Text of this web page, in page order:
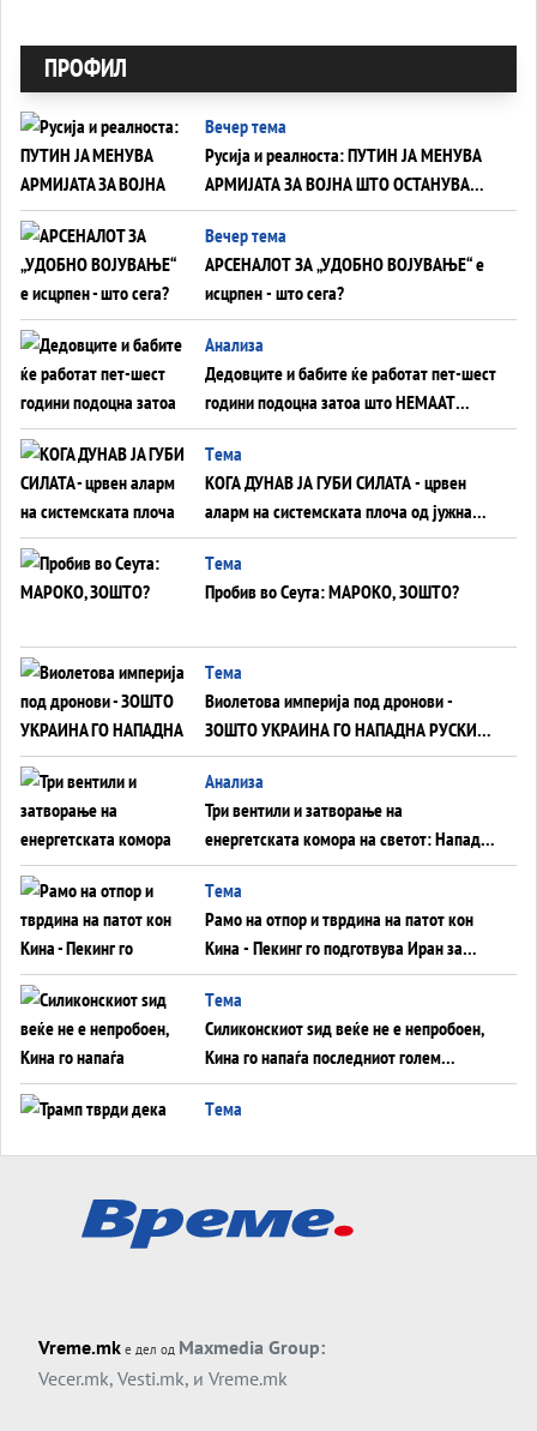
ПРОФИЛ
Вечер тема
Русија и реалноста: ПУТИН ЈА МЕНУВА
АРМИЈАТА ЗА ВОЈНА ШТО ОСТАНУВА
БЕЗ ФРОНТ
Вечер тема
АРСЕНАЛОТ ЗА „УДОБНО ВОЈУВАЊЕ“ е
исцрпен - што сега?
Анализа
Дедовците и бабите ќе работат пет-шест
години подоцна затоа што НЕМААТ
ВНУЦИ ДА ГИ ЗАМЕНАТ
Tема
КОГА ДУНАВ ЈА ГУБИ СИЛАТА - црвен
аларм на системската плоча од јужна
Германија до Црното Море...
Tема
Пробив во Сеута: МАРОКО, ЗОШТО?
Tема
Виолетова империја под дронови -
ЗОШТО УКРАИНА ГО НАПАДНА РУСКИОТ
WILDBERRIES
Aнализа
Три вентили и затворање на
енергетската комора на светот: Нападот
во Суец најавува глобален енергетски
инфаркт?
Tема
Рамо на отпор и тврдина на патот кон
Кина - Пекинг го подготвува Иран за
американска копнена инвазија
Tема
Силиконскиот ѕид веќе не е непробоен,
Кина го напаѓа последниот голем
монопол на Западот?
Tема
Tема
ДЛАБОКО УДОЛУ: Сметководствените
АТОМСКО ДОМИНО НА БЛИСКИОТ
ИСТОК
Vreme.mk е дел од Maxmedia Group:
Vecer.mk, Vesti.mk, и Vreme.mk